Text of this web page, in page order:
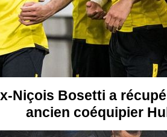
Niçois Bosetti a
ancien coéquipier